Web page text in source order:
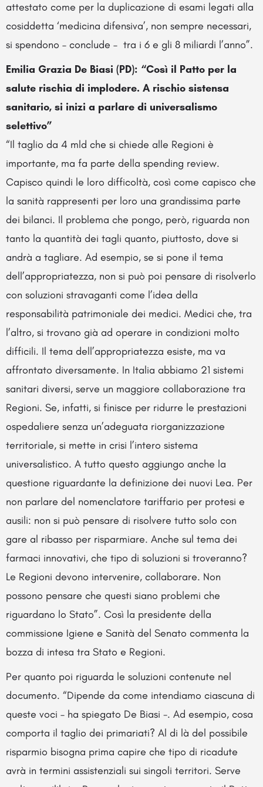
attestato come per la duplicazione di esami legati alla
cosiddetta ‘medicina difensiva’, non sempre necessari,
si spendono – conclude – tra i 6 e gli 8 miliardi l’anno”.
Emilia Grazia De Biasi (PD): “Così il Patto per la
salute rischia di implodere. A rischio sistensa
sanitario, si inizi a parlare di universalismo
selettivo”
“Il taglio da 4 mld che si chiede alle Regioni è
importante, ma fa parte della spending review.
Capisco quindi le loro difficoltà, così come capisco che
la sanità rappresenti per loro una grandissima parte
dei bilanci. Il problema che pongo, però, riguarda non
tanto la quantità dei tagli quanto, piuttosto, dove si
andrà a tagliare. Ad esempio, se si pone il tema
dell’appropriatezza, non si può poi pensare di risolverlo
con soluzioni stravaganti come l’idea della
responsabilità patrimoniale dei medici. Medici che, tra
l’altro, si trovano già ad operare in condizioni molto
difficili. Il tema dell’appropriatezza esiste, ma va
affrontato diversamente. In Italia abbiamo 21 sistemi
sanitari diversi, serve un maggiore collaborazione tra
Regioni. Se, infatti, si finisce per ridurre le prestazioni
ospedaliere senza un’adeguata riorganizzazione
territoriale, si mette in crisi l’intero sistema
universalistico. A tutto questo aggiungo anche la
questione riguardante la definizione dei nuovi Lea. Per
non parlare del nomenclatore tariffario per protesi e
ausili: non si può pensare di risolvere tutto solo con
gare al ribasso per risparmiare. Anche sul tema dei
farmaci innovativi, che tipo di soluzioni si troveranno?
Le Regioni devono intervenire, collaborare. Non
possono pensare che questi siano problemi che
riguardano lo Stato”. Così la presidente della
commissione Igiene e Sanità del Senato commenta la
bozza di intesa tra Stato e Regioni.
Per quanto poi riguarda le soluzioni contenute nel
documento. “Dipende da come intendiamo ciascuna di
queste voci – ha spiegato De Biasi -. Ad esempio, cosa
comporta il taglio dei primariati? Al di là del possibile
risparmio bisogna prima capire che tipo di ricadute
avrà in termini assistenziali sui singoli territori. Serve